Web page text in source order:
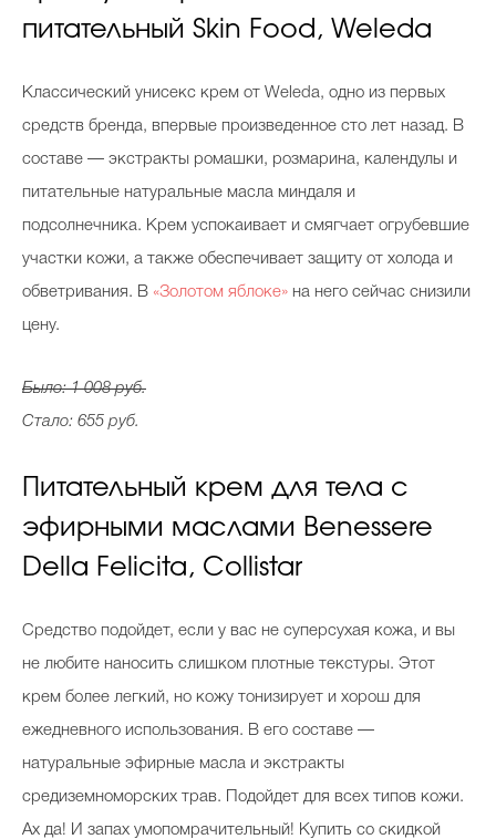
питательный Skin Food, Weleda
Классический унисекс крем от Weleda, одно из первых
средств бренда, впервые произведенное сто лет назад. В
составе — экстракты ромашки, розмарина, календулы и
питательные натуральные масла миндаля и
подсолнечника. Крем успокаивает и смягчает огрубевшие
участки кожи, а также обеспечивает защиту от холода и
обветривания. В «Золотом яблоке» на него сейчас снизили
цену.
Было: 1 008 руб.
Стало: 655 руб.
Питательный крем для тела с
эфирными маслами Benessere
Della Felicita, Collistar
Средство подойдет, если у вас не суперсухая кожа, и вы
не любите наносить слишком плотные текстуры. Этот
крем более легкий, но кожу тонизирует и хорош для
ежедневного использования. В его составе —
натуральные эфирные масла и экстракты
средиземноморских трав. Подойдет для всех типов кожи.
Ах да! И запах умопомрачительный! Купить со скидкой